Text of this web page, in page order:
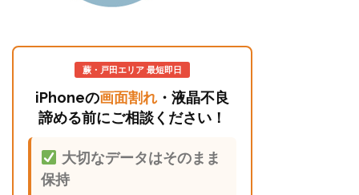
蕨・戸田エリア 最短即日
iPhoneの画面割れ ・液晶不良
諦める前にご相談ください！
大切なデータはそのまま
保持